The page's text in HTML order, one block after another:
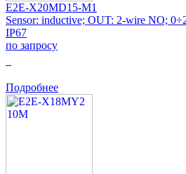
E2E-X20MD15-M1
Sensor: inductive; OUT: 2-wire NO;
IP67
по запросу
Подробнее